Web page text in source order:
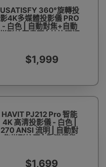
USATISFY 360°旋轉投
影4K多媒體投影儀 PRO
- 白色 | 自動對焦+自動
梯形校正畫面 | 杜比環迴
$1,999
HAVIT PJ212 Pro 智能
4K 高清投影儀 - 白色 |
270 ANSI 流明 | 自動對
焦梯形校正 | 香港行貨
$1,699